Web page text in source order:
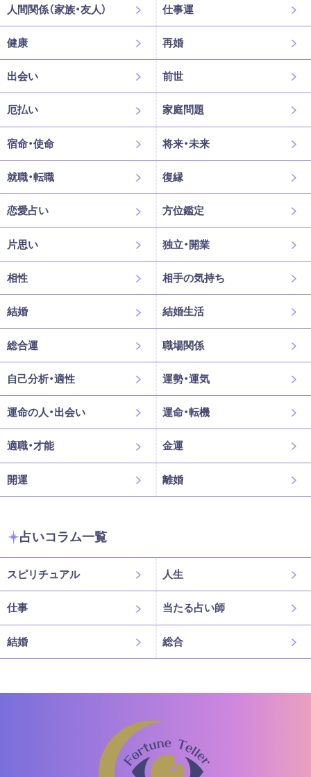
人間関係（家族・友人） 仕事運
健康 再婚
出会い 前世
厄払い 家庭問題
宿命・使命 将来・未来
就職・転職 復縁
恋愛占い 方位鑑定
片思い 独立・開業
相性 相手の気持ち
結婚 結婚生活
総合運 職場関係
自己分析・適性 運勢・運気
運命の人・出会い 運命・転機
適職・才能 金運
開運 離婚
占いコラム一覧
スピリチュアル 人生
仕事 当たる占い師
結婚 総合